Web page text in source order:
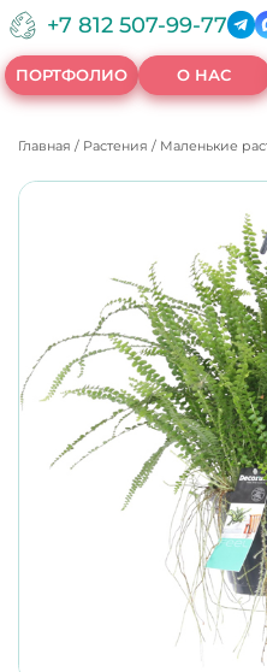
+7 812 507-99-77
ПОРТФОЛИО О НАС
Главная / Растения / Маленькие